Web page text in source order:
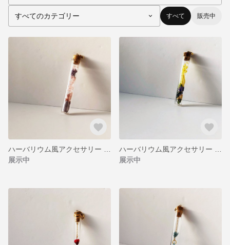
すべて 販売中
展示中
展示中